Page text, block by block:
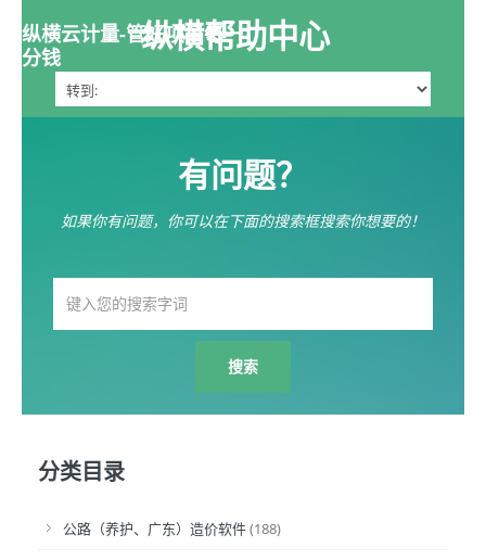
纵横帮助中心
纵横云计量-管好项目每一
分钱
有问题？
如果你有问题，你可以在下面的搜索框搜索你想要的！
分类目录
公路（养护、广东）造价软件(188)